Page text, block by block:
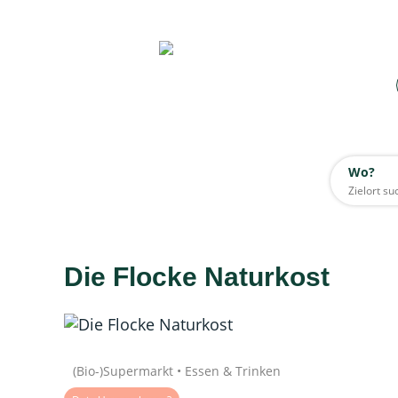
Wo?
Wo?
Daten werden geladen
Die Flocke Naturkost
(Bio-)Supermarkt • Essen & Trinken